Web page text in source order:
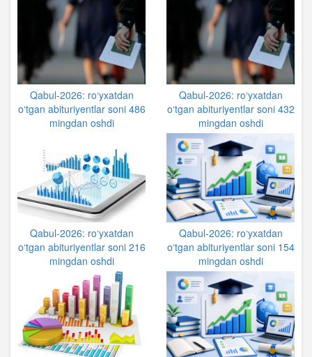
Qabul-2026: ro‘yxatdan
o‘tgan abituriyentlar soni 486
mingdan oshdi
Qabul-2026: ro‘yxatdan
o‘tgan abituriyentlar soni 432
mingdan oshdi
Qabul-2026: ro‘yxatdan
o‘tgan abituriyentlar soni 216
mingdan oshdi
Qabul-2026: ro‘yxatdan
o‘tgan abituriyentlar soni 154
mingdan oshdi